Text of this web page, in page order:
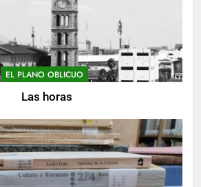
EL PLANO OBLICUO
Las horas